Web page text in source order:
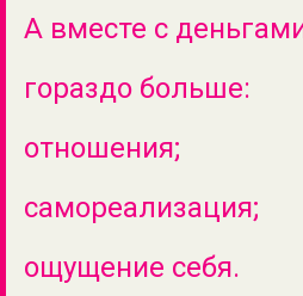
А вместе с
гораздо больше:
отношения;
самореализация;
ощущение себя.